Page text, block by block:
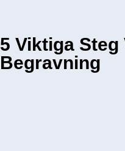
5 Viktiga
Begravning